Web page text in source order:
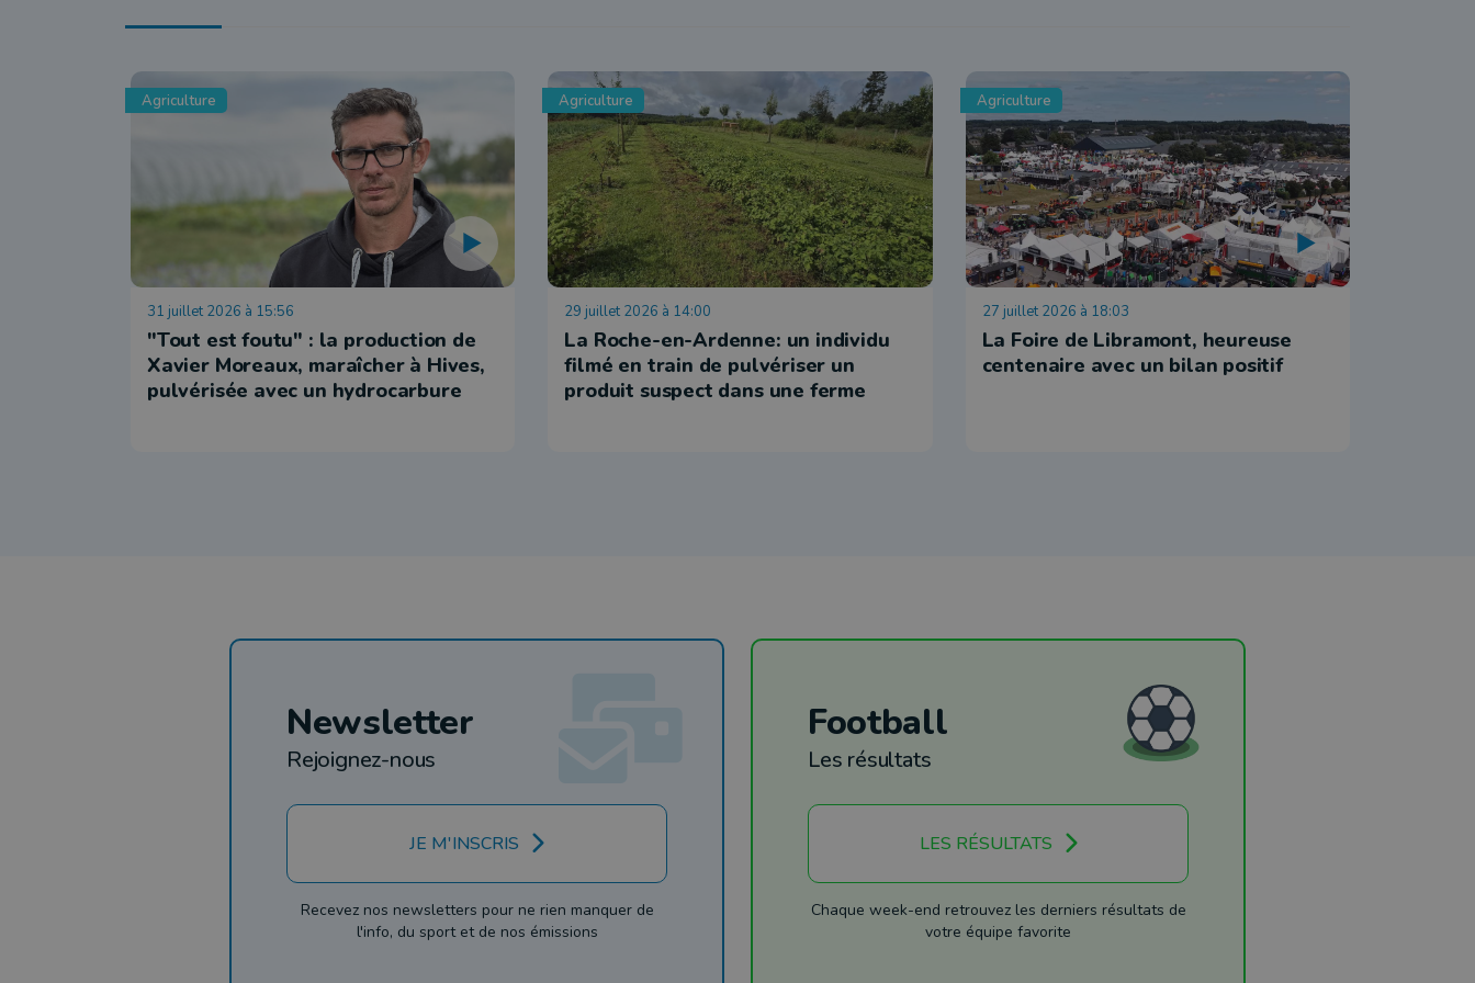
Agriculture
31 juillet 2026 à 15:56
"Tout est foutu" : la production de
Xavier Moreaux, maraîcher à Hives,
pulvérisée avec un hydrocarbure
Agriculture
29 juillet 2026 à 14:00
La Roche-en-Ardenne: un individu
filmé en train de pulvériser un
produit suspect dans une ferme
Agriculture
27 juillet 2026 à 18:03
La Foire de Libramont, heureuse
centenaire avec un bilan positif
Newsletter
Rejoignez-nous
JE M'INSCRIS
Recevez nos newsletters pour ne rien manquer de
l'info, du sport et de nos émissions
Football
Les résultats
LES RÉSULTATS
Chaque week-end retrouvez les derniers résultats de
votre équipe favorite